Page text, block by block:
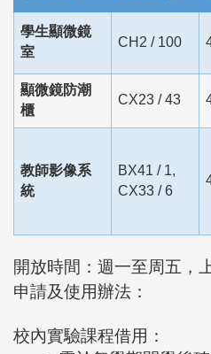
學生顯微鏡
室
CH2 / 100
顯微鏡防潮
櫃
CX23 / 43
教師影像系
統
BX41 / 1,
CX33 / 6
開放時間：週一至周五，
申請及使用辦法：
校內實驗課程借用：